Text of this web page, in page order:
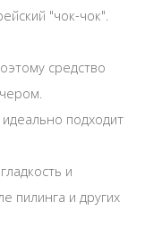
"чок-чок".
средство
подходит
и
пилинга и других